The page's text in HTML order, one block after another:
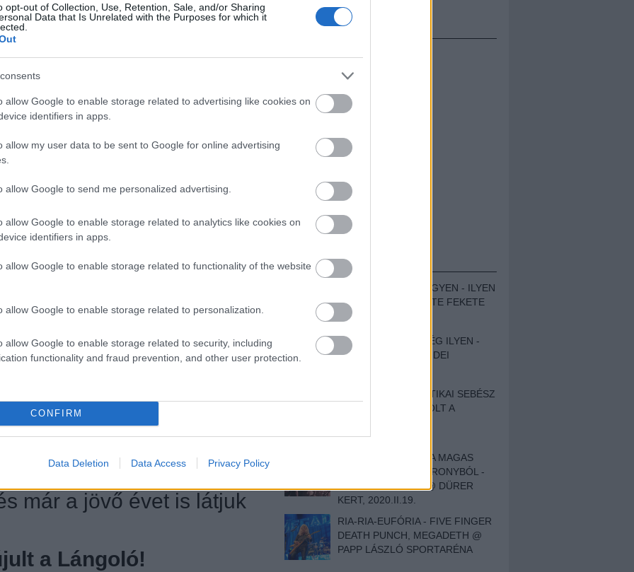
opt-out of Collection, Use, Retention, Sale, and/or Sharing
Data that Is Unrelated with the Purposes for which it
allow Google to enable storage related to advertising like cookies on
identifiers in apps.
allow my user data to be sent to Google for online advertising
allow Google to send me personalized advertising.
allow Google to enable storage related to analytics like cookies on
identifiers in apps.
allow Google to enable storage related to functionality of the website
allow Google to enable storage related to personalization.
allow Google to enable storage related to security, including
functionality and fraud prevention, and other user protection.
CONFIRM
Data Deletion Data Access Privacy Policy
Bálint-nap, a szerelmesek ünnepe, a nap,
élménykupont forgalmazók is nagyon
óta ezen az ünnepen a magyar szerelmesek is
üzenettel kedveskednek párjuknak. Az
is egymással táncolnak, kopik az
ha az ember van olyan szerencsés, hogy
az egyedülállókkal, akiknek már a
főoldalán elhelyezett szívecskétől, és azt
minden buszmegállóban csőröző tizenéves? A
meg senkiről, ezért idén nekik segítünk
legjobb Valentin-napi dalválogatásával.
romantika top10
dalválogatás dismember
ROCKZENEI
már a jövő évet is látjuk
a Lángoló!
HIRDETÉS
BESZÁMOLÓK
ZENÉS TÁBOR A HEGYEN - ILYEN
VOLT A VÍRUS SZÜLTE FEKETE
ZAJ FESZTIVÁL
SOHA NEM VOLT MÉG ILYEN -
BESZÁMOLÓNK AZ IDEI
EGY HALLÁSPLASZTIKAI SEBÉSZ
NAPLÓJA - ILYEN VOLT A
DOKUMENTUMFILM
MÉLY FÉRFIBÁNAT A MAGAS
ELEFÁNTCSONTTORONYBÓL -
LEPROUS, KLONE @ DÜRER
KERT, 2020.II.19.
RIA-RIA-EUFÓRIA - FIVE FINGER
DEATH PUNCH, MEGADETH @
PAPP LÁSZLÓ SPORTARÉNA